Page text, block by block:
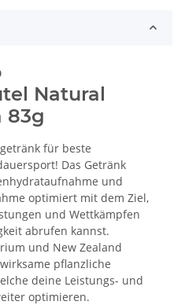
Natural
83g
für beste
Das Getränk
und
optimiert mit dem Ziel,
und Wettkämpfen
abrufen kannst.
und New Zealand
pflanzliche
deine Leistungs- und
optimieren.